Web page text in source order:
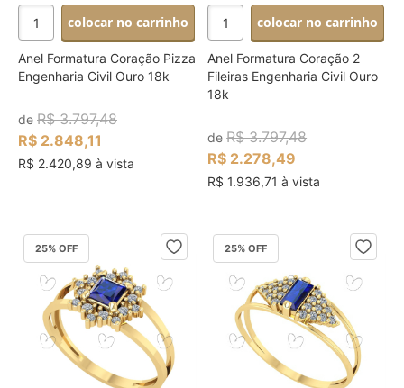
colocar no carrinho
Anel Formatura Coração Pizza
Engenharia Civil Ouro 18k
de R$ 3.797,48
R$ 2.848,11
R$ 2.420,89 à vista
colocar no carrinho
Anel Formatura Coração 2
Fileiras Engenharia Civil Ouro
18k
deR$ 3.797,48
R$ 2.278,49
R$ 1.936,71 à vista
25% OFF 25% OFF